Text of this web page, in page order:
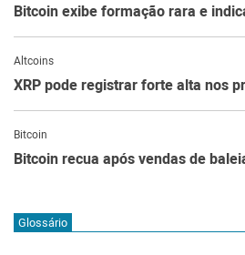
Bitcoin exibe formação rara e
Altcoins
XRP pode registrar forte alta nos
Bitcoin
Bitcoin recua após vendas de
Glossário